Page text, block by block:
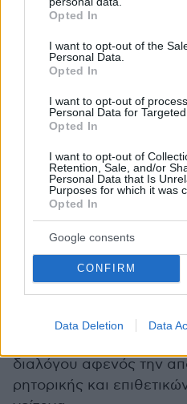
grant or deny consent to
use your data for below
consent section.
Opted In
I want to opt-out of the
Personal Data.
Opted In
I want to opt-out of
Personal Data for Targeted
Opted In
I want to opt-out of
Retention, Sale, and/or
Personal Data that Is
Purposes for which it was
Opted In
Google consents
CONFIRM
Data Deletion Data
στον Έβρο- αποτυπώνει
τη διακηρυγμένη
χώρας να διακόψει
επίπεδο με την Αθήνα,
παραβατική της
Υπό το βάρος των
Επικρατείας, Γιώργος
προς πάσα
είναι έτοιμη να
πεδίου» οποιαδήποτε
επισήμανε ως
τέτοιοι τύπου
υπάρξει», θέτοντας ως
διαλόγου αφενός την
ρητορικής και